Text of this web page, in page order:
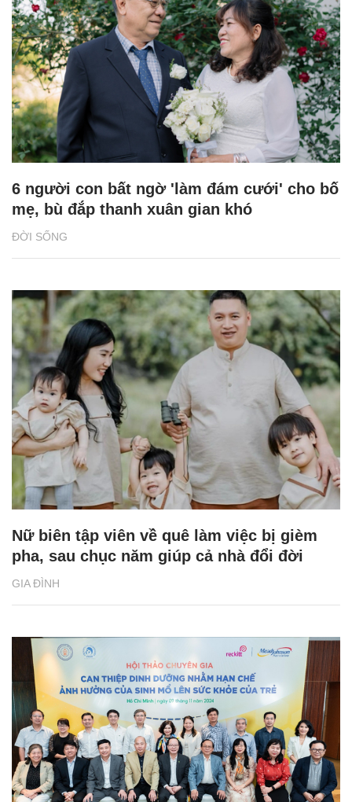
ĐỜI SỐNG
6 người con bất ngờ 'làm đám cưới' cho bố
mẹ, bù đắp thanh xuân gian khó
GIA ĐÌNH
Nữ biên tập viên về quê làm việc bị gièm
pha, sau chục năm giúp cả nhà đổi đời